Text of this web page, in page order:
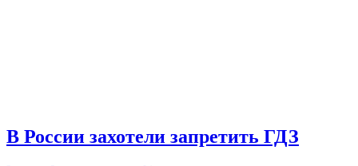
В России захотели запретить ГДЗ